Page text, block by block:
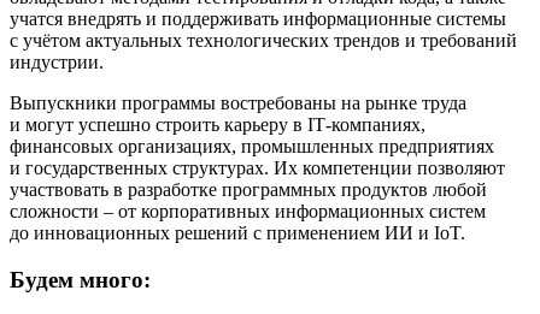
учатся внедрять и поддерживать информационные системы
с учётом актуальных технологических трендов и требований
индустрии.
Выпускники программы востребованы на рынке труда
и могут успешно строить карьеру в IT‑компаниях,
финансовых организациях, промышленных предприятиях
и государственных структурах. Их компетенции позволяют
участвовать в разработке программных продуктов любой
сложности – от корпоративных информационных систем
до инновационных решений с применением ИИ и IoT.
Будем много: